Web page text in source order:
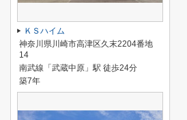
ＫＳハイム
神奈川県川崎市高津区久末2204番地
14
南武線「武蔵中原」駅 徒歩24分
築7年